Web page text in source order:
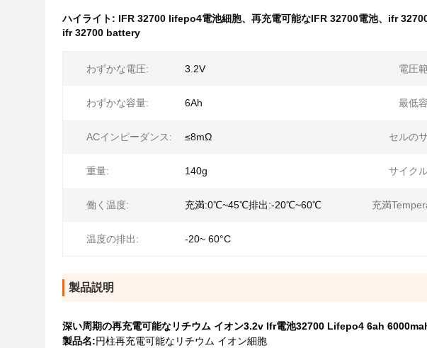
ハイライト: IFR 32700 lifepo4電池細胞、再充電可能なIFR 32700電池、ifr
ifr 32700 battery
わずかな電圧: 3.2V 電圧
わずかな容量: 6Ah 最低
ACインピーダンス: ≤8mΩ セルの
重量: 140g サイク
働く温度: 充満:0℃~45℃排出:-20℃~60℃ 充満
温度の排出: -20~ 60°C
製品説明
深い周期の再充電可能なリチウム イオン3.2v Ifr電池32700 Lifepo4 6ah
製品名:円柱再充電可能なリチウム イオン細胞